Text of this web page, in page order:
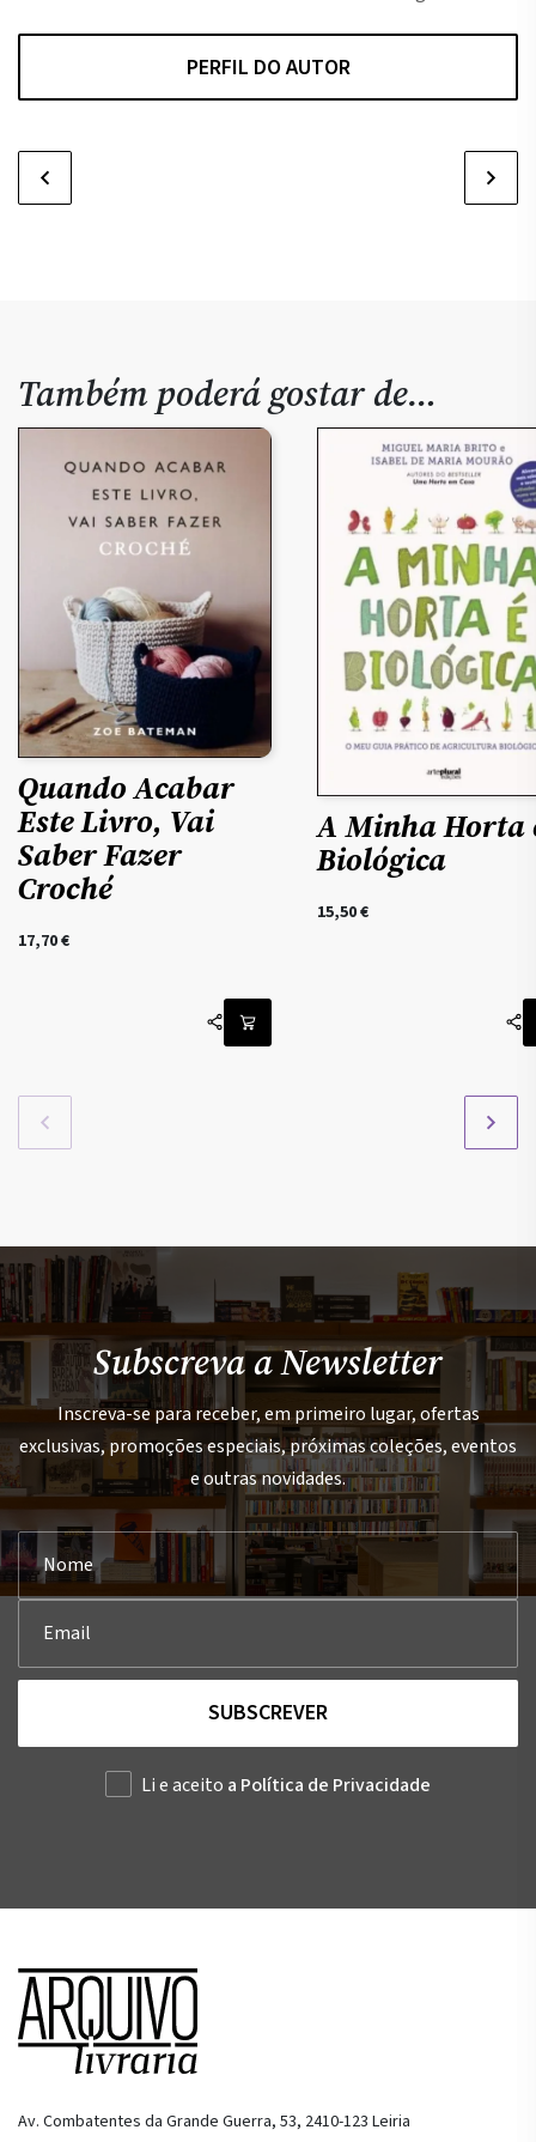
PERFIL DO AUTOR
Também poderá gostar de…
Quando Acabar
Este Livro, Vai
Saber Fazer
Croché
17,70€
A Minha Horta
Biológica
15,50€
Subscreva a Newsletter
Inscreva-se para receber, em primeiro lugar, ofertas
exclusivas, promoções especiais, próximas coleções, eventos
e outras novidades.
SUBSCREVER
Li e aceito a Política de Privacidade
Av. Combatentes da Grande Guerra, 53, 2410-123 Leiria